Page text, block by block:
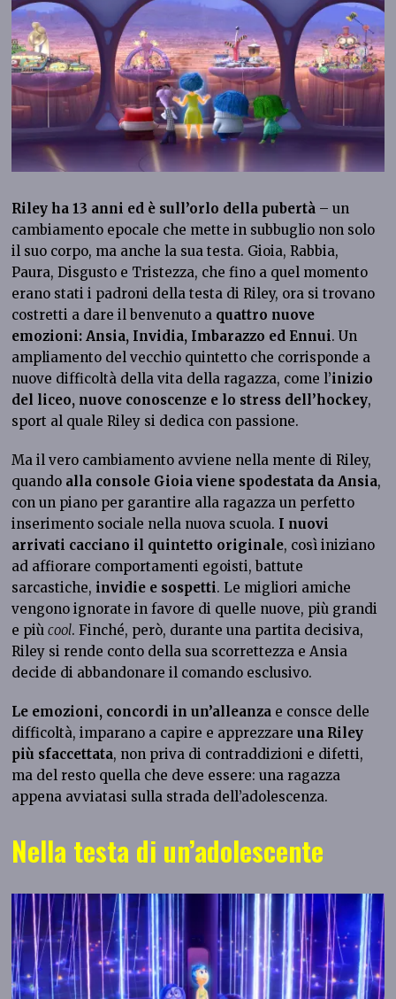
Riley ha 13 anni ed è sull’orlo della pubertà – un
cambiamento epocale che mette in subbuglio non solo
il suo corpo, ma anche la sua testa. Gioia, Rabbia,
Paura, Disgusto e Tristezza, che fino a quel momento
erano stati i padroni della testa di Riley, ora si trovano
costretti a dare il benvenuto a quattro nuove
emozioni: Ansia, Invidia, Imbarazzo ed Ennui. Un
ampliamento del vecchio quintetto che corrisponde a
nuove difficoltà della vita della ragazza, come l’inizio
del liceo, nuove conoscenze e lo stress dell’hockey,
sport al quale Riley si dedica con passione.
Ma il vero cambiamento avviene nella mente di Riley,
quando alla console Gioia viene spodestata da Ansia,
con un piano per garantire alla ragazza un perfetto
inserimento sociale nella nuova scuola. I nuovi
arrivati cacciano il quintetto originale, così iniziano
ad affiorare comportamenti egoisti, battute
sarcastiche, invidie e sospetti. Le migliori amiche
vengono ignorate in favore di quelle nuove, più grandi
e piùcool. Finché, però, durante una partita decisiva,
Riley si rende conto della sua scorrettezza e Ansia
decide di abbandonare il comando esclusivo.
Le emozioni, concordi in un’alleanza e consce delle
difficoltà, imparano a capire e apprezzareuna Riley
più sfaccettata, non priva di contraddizioni e difetti,
ma del resto quella che deve essere: una ragazza
appena avviatasi sulla strada dell’adolescenza.
Nella testa di un’adolescente